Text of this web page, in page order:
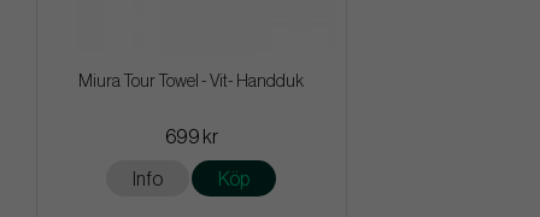
Miura Tour Towel - Vit- Handduk
699 kr
Info Köp